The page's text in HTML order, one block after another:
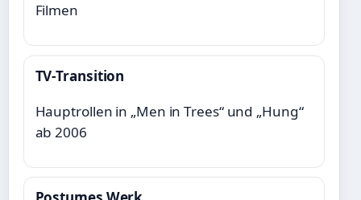
Filmen
TV-Transition
Hauptrollen in „Men in Trees“ und „Hung“
ab 2006